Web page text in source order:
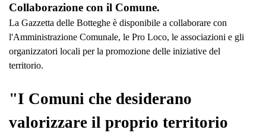
Collaborazione con il Comune.
La Gazzetta delle Botteghe è disponibile a collaborare con
l'Amministrazione Comunale, le Pro Loco, le associazioni e gli
organizzatori locali per la promozione delle iniziative del
territorio.
"I Comuni che desiderano
valorizzare il proprio territorio